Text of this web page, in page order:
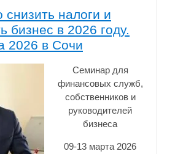
снизить налоги и
бизнес в 2026 году.
2026 в Сочи
Семинар для
финансовых служб,
собственников и
руководителей
бизнеса
09-13 марта 2026